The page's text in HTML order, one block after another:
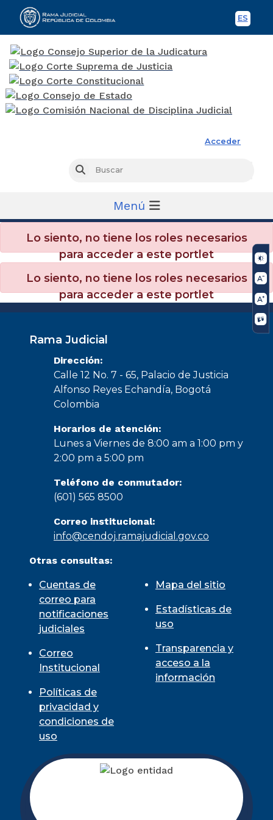
ES
Acceder
Buscar
Menú
Lo siento, no tiene los roles necesarios
para acceder a este portlet
Lo siento, no tiene los roles necesarios
para acceder a este portlet
Rama Judicial
Dirección:
Calle 12 No. 7 - 65, Palacio de Justicia
Alfonso Reyes Echandía, Bogotá
Colombia
Horarios de atención:
Lunes a Viernes de 8:00 am a 1:00 pm y
2:00 pm a 5:00 pm
Teléfono de conmutador:
(601) 565 8500
Correo institucional:
info@cendoj.ramajudicial.gov.co
Otras consultas:
Cuentas de
correo para
notificaciones
judiciales
Correo
Institucional
Políticas de
privacidad y
condiciones de
uso
Mapa del sitio
Estadísticas de
uso
Transparencia y
acceso a la
información